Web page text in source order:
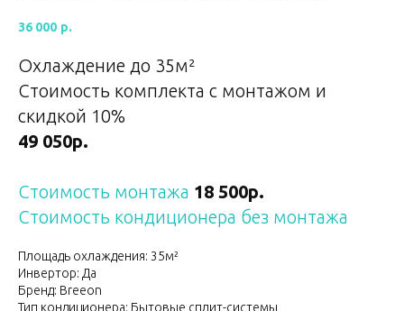
36 000 р.
Охлаждение до 35м²
Стоимость комплекта с монтажом и
скидкой 10%
49 050р.
Стоимость монтажа 18 500р.
Стоимость кондиционера без монтажа
Площадь охлаждения: 35м²
Инвертор: Да
Бренд: Breeon
Тип кондиционера: Бытовые сплит-системы